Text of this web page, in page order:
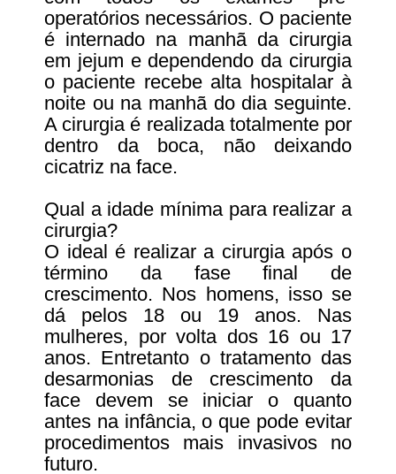
operatórios necessários. O paciente
é internado na manhã da cirurgia
em jejum e dependendo da cirurgia
o paciente recebe alta hospitalar à
noite ou na manhã do dia seguinte.
A cirurgia é realizada totalmente por
dentro da boca, não deixando
cicatriz na face.
Qual a idade mínima para realizar a
cirurgia?
O ideal é realizar a cirurgia após o
término da fase final de
crescimento. Nos homens, isso se
dá pelos 18 ou 19 anos. Nas
mulheres, por volta dos 16 ou 17
anos. Entretanto o tratamento das
desarmonias de crescimento da
face devem se iniciar o quanto
antes na infância, o que pode evitar
procedimentos mais invasivos no
futuro.